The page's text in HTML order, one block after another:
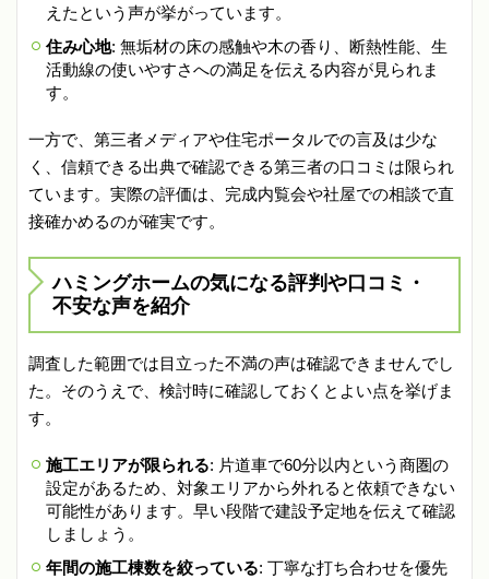
えたという声が挙がっています。
住み心地: 無垢材の床の感触や木の香り、断熱性能、生
活動線の使いやすさへの満足を伝える内容が見られま
す。
一方で、第三者メディアや住宅ポータルでの言及は少な
く、信頼できる出典で確認できる第三者の口コミは限られ
ています。実際の評価は、完成内覧会や社屋での相談で直
接確かめるのが確実です。
ハミングホームの気になる評判や口コミ・
不安な声を紹介
調査した範囲では目立った不満の声は確認できませんでし
た。そのうえで、検討時に確認しておくとよい点を挙げま
す。
施工エリアが限られる: 片道車で60分以内という商圏の
設定があるため、対象エリアから外れると依頼できない
可能性があります。早い段階で建設予定地を伝えて確認
しましょう。
年間の施工棟数を絞っている: 丁寧な打ち合わせを優先